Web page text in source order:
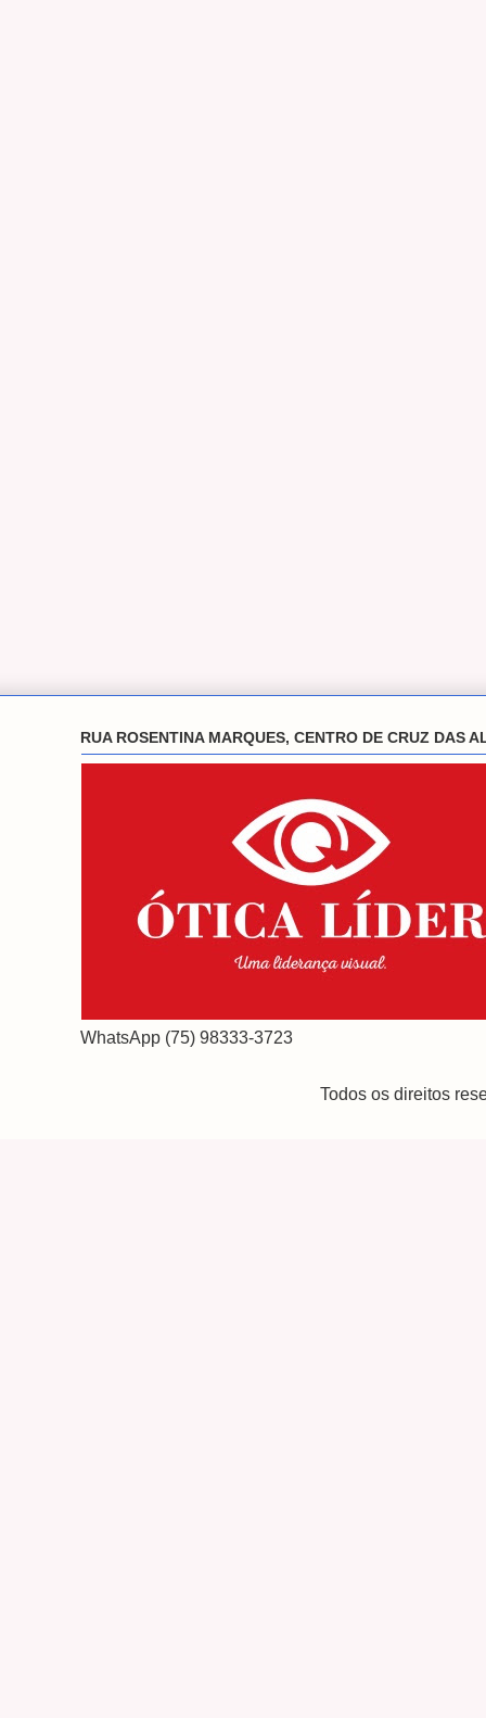
RUA ROSENTINA MARQUES, CENTRO DE CRUZ DAS
WhatsApp (75) 98333-3723
Todos os direitos